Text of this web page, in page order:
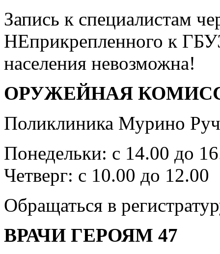
Запись к специалистам
НЕприкрепленного к
населения невозможна!
ОРУЖЕЙНАЯ
Поликлиника Мурино
Понедельки: с 14.00 до
Четверг: с 10.00 до 12.00
Обращаться в
ВРАЧИ ГЕРОЯМ 47